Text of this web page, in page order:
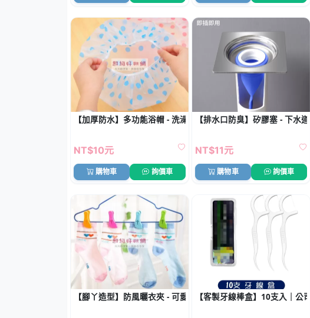
【加厚防水】多功能浴帽 - 洗澡化妝防油煙鬆緊設計
NT$10元
購物車 詢價車
【排水口防臭】矽膠塞 - 下水
NT$11元
購物車 詢價車
【腳丫造型】防風曬衣夾 - 可愛裝 【客製牙線棒盒】10支入｜公